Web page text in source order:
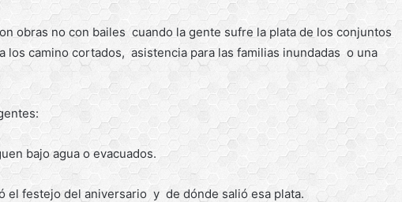
obras no con bailes cuando la gente sufre la plata de los conjuntos
los camino cortados, asistencia para las familias inundadas o una
bajo agua o evacuados.
el festejo del aniversario y de dónde salió esa plata.